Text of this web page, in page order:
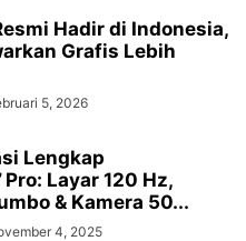
Hadir di Indonesia,
Grafis Lebih
5, 2026
Lengkap
Pro: Layar 120 Hz,
& Kamera 50...
4, 2025